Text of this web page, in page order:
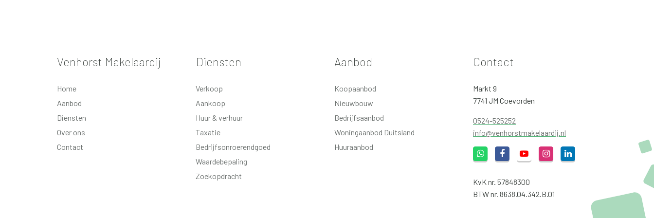
Venhorst Makelaardij
Home
Aanbod
Diensten
Over ons
Contact
Diensten
Verkoop
Aankoop
Huur & verhuur
Taxatie
Bedrijfsonroerendgoed
Waardebepaling
Zoekopdracht
Aanbod
Koopaanbod
Nieuwbouw
Bedrijfsaanbod
Woningaanbod Duitsland
Huuraanbod
Contact
Markt 9
7741 JM Coevorden
0524-525252
info@venhorstmakelaardij.nl
KvK nr. 57848300
BTW nr. 8638.04.342.B.01